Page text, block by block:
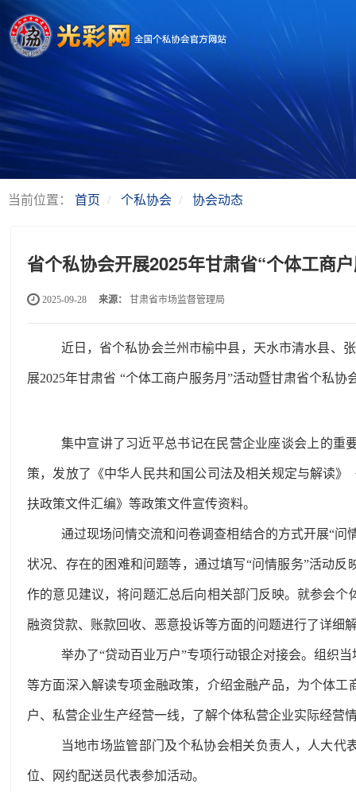
当前位置： 首页 个私协会 协会动态
省个私协会开展2025年甘肃省“个体工商
2025-09-28 来源： 甘肃省市场监督管理局
近日，省个私协会兰州市榆中县，天水市清水县、
展2025年甘肃省 “个体工商户服务月”活动暨甘肃省个私协
集中宣讲了习近平总书记在民营企业座谈会上的重
策，发放了《中华人民共和国公司法及相关规定与解读
扶政策文件汇编》等政策文件宣传资料。
通过现场问情交流和问卷调查相结合的方式开展“问
状况、存在的困难和问题等，通过填写“问情服务”活动
作的意见建议，将问题汇总后向相关部门反映。就参会
融资贷款、账款回收、恶意投诉等方面的问题进行了详细
举办了“贷动百业万户”专项行动银企对接会。组织
等方面深入解读专项金融政策，介绍金融产品，为个体
户、私营企业生产经营一线，了解个体私营企业实际经营
当地市场监管部门及个私协会相关负责人，人大代
位、网约配送员代表参加活动。